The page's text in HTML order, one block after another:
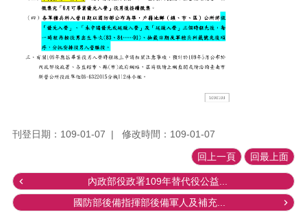
刊登日期：109-01-07 修改時間：109-01-07
回上一頁 回最上面
內政部役政署109年替代役公益...
國防部後備指揮部後備軍人及補充...